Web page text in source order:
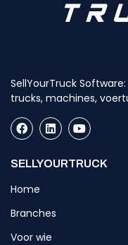
SellYourTruck
trucks, machines,
SELLYOURTRUCK
Home
Branches
Voor wie